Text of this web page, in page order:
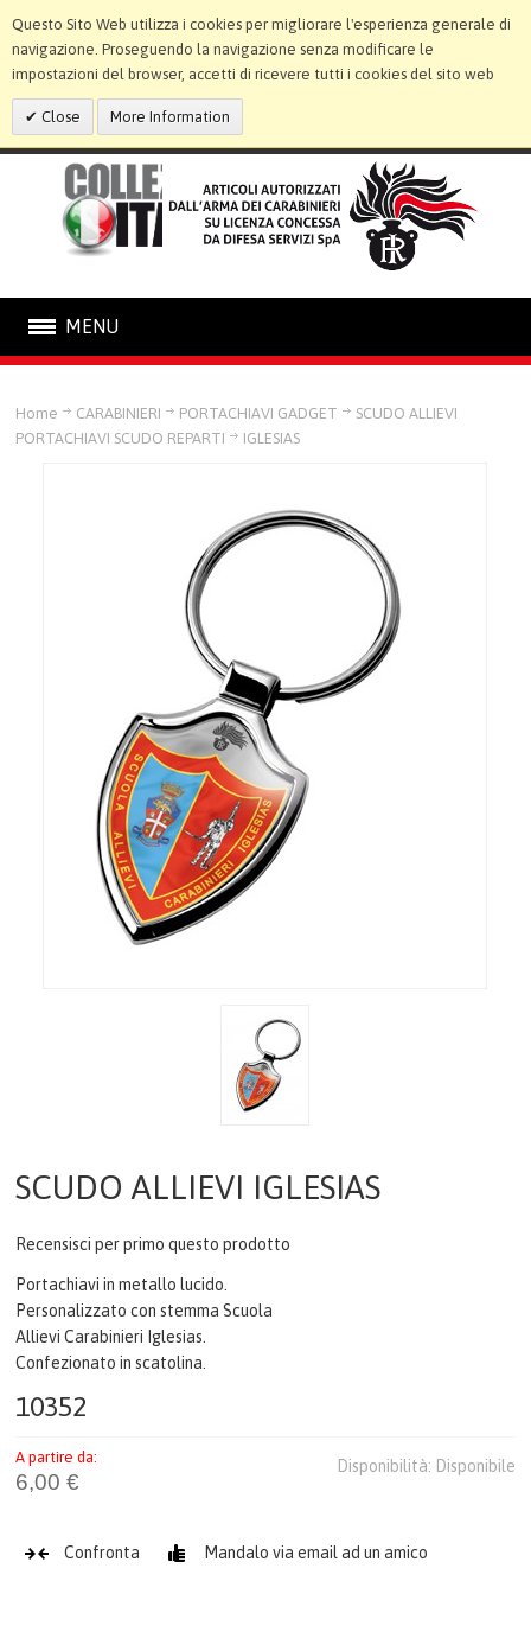
Questo Sito Web utilizza i cookies per migliorare l'esperienza generale di
navigazione. Proseguendo la navigazione senza modificare le
impostazioni del browser, accetti di ricevere tutti i cookies del sito web
Close More Information
MENU
STATUE E CORNICI
AGENDE & CALENDARI
LINEA DONNA
PORTACHIAVI GADGET
PORTACHIAVI VARI
TEMPO LIBERO
FERMACARTE
COME ACQUISTARE
GALLERIA
Home CARABINIERI
PORTACHIAVI GADGET
PORTACHIAVI SCUDO REPARTI
SCUDO ALLIEVI
IGLESIAS
SCUDO ALLIEVI IGLESIAS
Recensisci per primo questo prodotto
Portachiavi in metallo lucido.
Personalizzato con stemma Scuola
Allievi Carabinieri Iglesias.
Confezionato in scatolina.
10352
Disponibilità: Disponibile
A partire da:
6,00 €
Confronta Mandalo via email ad un amico